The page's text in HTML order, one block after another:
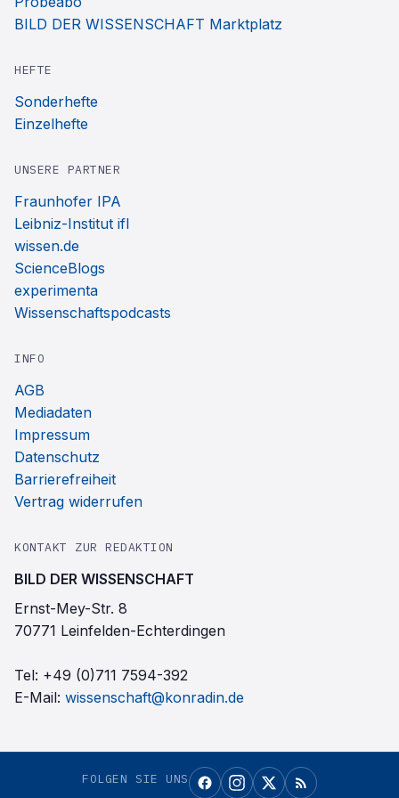
BILD DER WISSENSCHAFT Marktplatz
HEFTE
Sonderhefte
Einzelhefte
UNSERE PARTNER
Fraunhofer IPA
Leibniz-Institut ifl
wissen.de
ScienceBlogs
experimenta
Wissenschaftspodcasts
INFO
AGB
Mediadaten
Impressum
Datenschutz
Barrierefreiheit
Vertrag widerrufen
KONTAKT ZUR REDAKTION
BILD DER WISSENSCHAFT
Ernst-Mey-Str. 8
70771 Leinfelden-Echterdingen
Tel: +49 (0)711 7594-392
E-Mail: wissenschaft@konradin.de
FOLGEN SIE UNS